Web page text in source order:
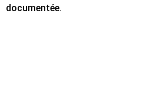
documentée.